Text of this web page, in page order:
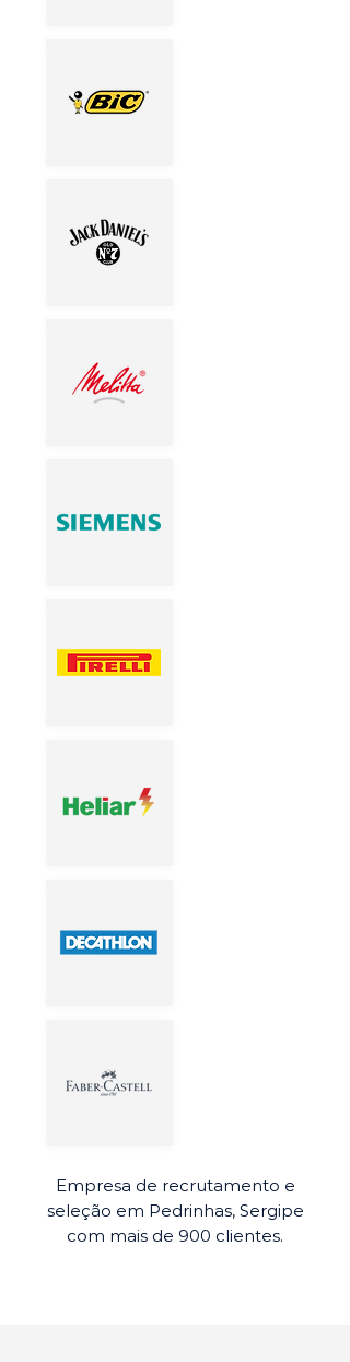
Empresa de recrutamento e
seleção em Pedrinhas, Sergipe
com mais de 900 clientes.